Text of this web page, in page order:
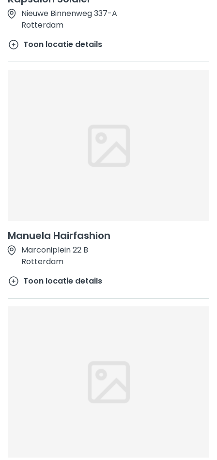
Nieuwe Binnenweg 337-A
Rotterdam
Toon locatie details
Manuela Hairfashion
Marconiplein 22 B
Rotterdam
Toon locatie details